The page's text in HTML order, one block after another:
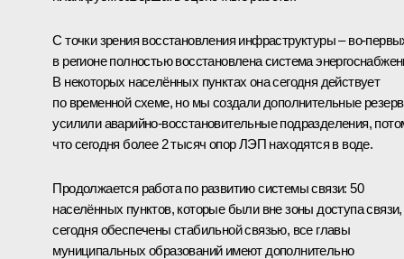
С точки зрения восстановления инфраструктуры –
в регионе полностью восстановлена система
В некоторых населённых пунктах она сегодня действует
по временной схеме, но мы создали дополнительные
усилили аварийно-восстановительные подразделения,
что сегодня более 2 тысяч опор ЛЭП находятся в воде.
Продолжается работа по развитию системы связи: 50
населённых пунктов, которые были вне зоны доступа связи,
сегодня обеспечены стабильной связью, все главы
муниципальных образований имеют дополнительно